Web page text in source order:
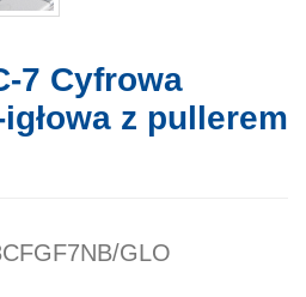
7 Cyfrowa
z pullerem
GLO